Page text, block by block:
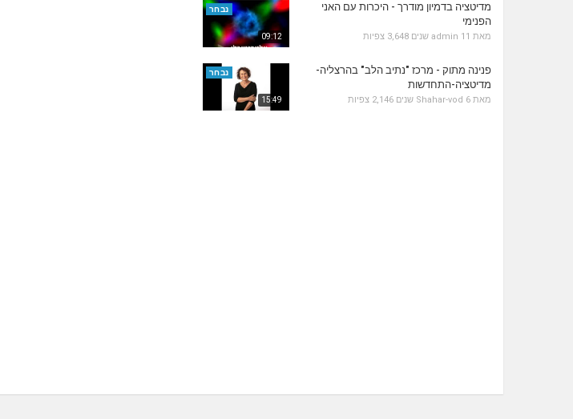
09:12
נבחר
מדיטציה בדמיון מודרך - היכרות עם האני
הפנימי
מאת admin 11 שנים 3,648 צפיות
15:49
נבחר
פנינה מתוק - מרכז "נתיב הלב" בהרצליה-
מדיטציה-התחדשות
מאת Shahar-vod 6 שנים 2,146 צפיות